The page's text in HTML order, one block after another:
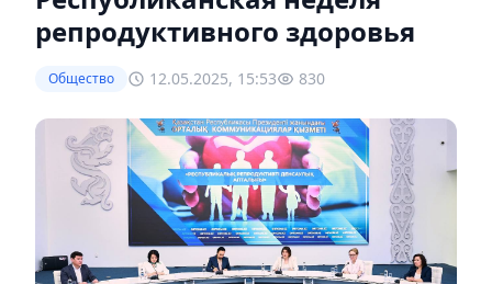
репродуктивного здоровья
Общество 12.05.2025, 15:53 830